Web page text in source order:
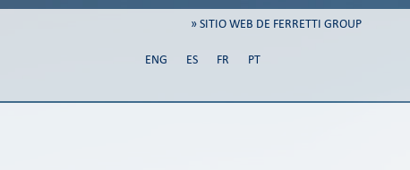
» SITIO WEB DE FERRETTI GROUP
ENG ES FR PT